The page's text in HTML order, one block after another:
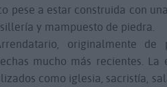
pese a estar construida con
y mampuesto de piedra.
originalmente de
mucho más recientes.
como iglesia, sacristía,